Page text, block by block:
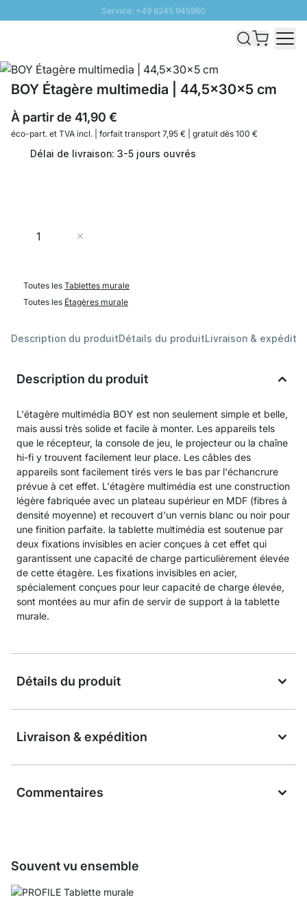
Service: +49 6245 945960
Livraison rapide - Livraison gratuite dès 100€
PROMO SOLEIL: Jusqu'à 20% de remise
BOY Étagère multimedia | 44,5x30x5 cm
À partir de 41,90 €
éco-part. et TVA incl. | forfait transport 7,95 € | gratuit dès 100 €
Délai de livraison: 3-5 jours ouvrés
Quantité
Toutes les Tablettes murale
Toutes les Étagères murale
Description du produitDétails du produitLivraison &
Description du produit
L'étagère multimédia BOY est non seulement simple et belle,
mais aussi très solide et facile à monter. Les appareils tels
que le récepteur, la console de jeu, le projecteur ou la chaîne
hi-fi y trouvent facilement leur place. Les câbles des
appareils sont facilement tirés vers le bas par l'échancrure
prévue à cet effet. L'étagère multimédia est une construction
légère fabriquée avec un plateau supérieur en MDF (fibres à
densité moyenne) et recouvert d'un vernis blanc ou noir pour
une finition parfaite. la tablette multimédia est soutenue par
deux fixations invisibles en acier conçues à cet effet qui
garantissent une capacité de charge particulièrement élevée
de cette étagère. Les fixations invisibles en acier,
spécialement conçues pour leur capacité de charge élevée,
sont montées au mur afin de servir de support à la tablette
murale.
Détails du produit
Livraison & expédition
Commentaires
Souvent vu ensemble